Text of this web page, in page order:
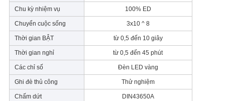
Chu kỳ nhiệm vụ 100% ED
Chuyển cuộc sống 3x10 ^ 8
Thời gian BẬT từ 0,5 đến 10 giây
Thời gian nghỉ từ 0,5 đến 45 phút
Các chỉ số Đèn LED vàng
Ghi đè thủ công Thử nghiệm
Chấm dứt DIN43650A